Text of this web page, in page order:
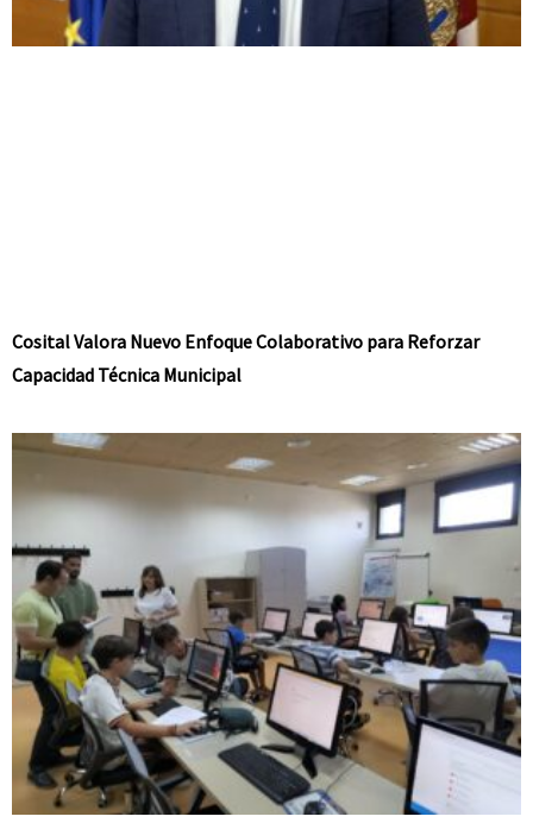
Cosital Valora Nuevo Enfoque Colaborativo para Reforzar
Capacidad Técnica Municipal